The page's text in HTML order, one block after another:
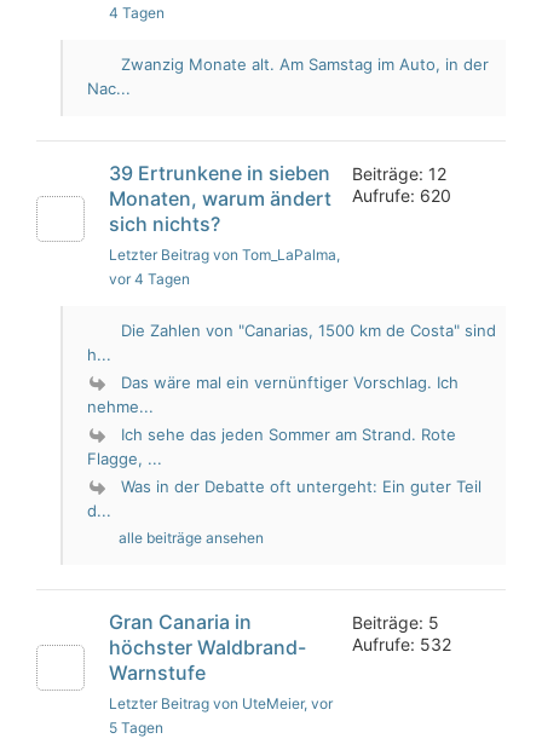
4 Tagen
Zwanzig Monate alt. Am Samstag im Auto, in der
Nac...
39 Ertrunkene in sieben
Monaten, warum ändert
sich nichts?
Letzter Beitrag von Tom_LaPalma,
vor 4 Tagen
Beiträge: 12
Aufrufe: 620
Die Zahlen von "Canarias, 1500 km de Costa" sind
h...
Das wäre mal ein vernünftiger Vorschlag. Ich
nehme...
Ich sehe das jeden Sommer am Strand. Rote
Flagge, ...
Was in der Debatte oft untergeht: Ein guter Teil
d...
alle beiträge ansehen
Gran Canaria in
höchster Waldbrand-
Warnstufe
Letzter Beitrag von UteMeier, vor
5 Tagen
Beiträge: 5
Aufrufe: 532